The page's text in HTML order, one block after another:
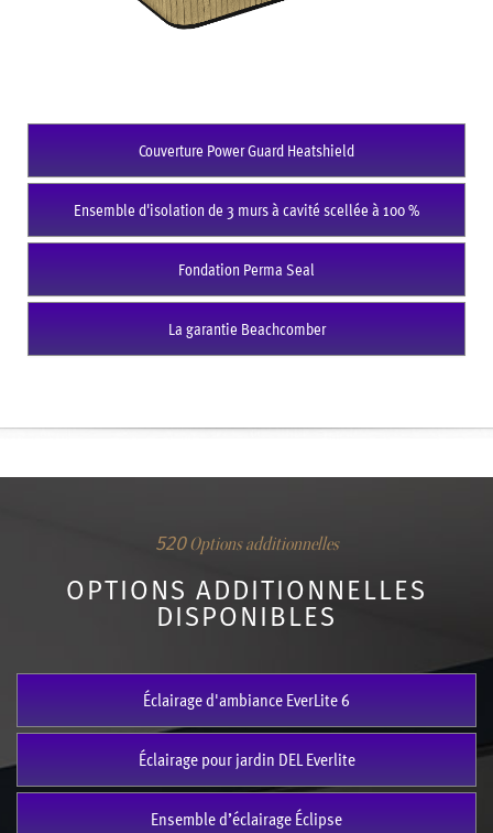
Couverture Power Guard Heatshield
Ensemble d'isolation de 3 murs à cavité scellée à 100 %
Fondation Perma Seal
La garantie Beachcomber
520Options additionnelles
OPTIONS ADDITIONNELLES
DISPONIBLES
Éclairage d'ambiance EverLite 6
Éclairage pour jardin DEL Everlite
Ensemble d’éclairage Éclipse